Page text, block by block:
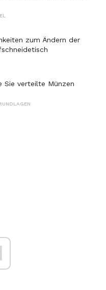
zum Ändern der
Sie verteilte Münzen